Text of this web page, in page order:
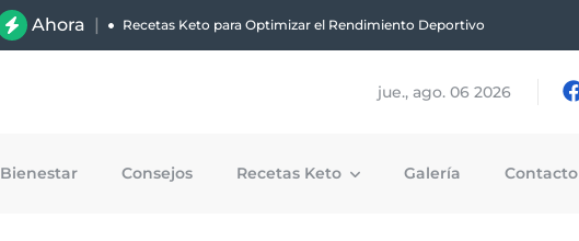
Ahora | Recetas Keto para Optimizar el Rendimiento Deportivo
jue., ago. 06 2026
Bienestar Consejos Recetas Keto Galería Contacto